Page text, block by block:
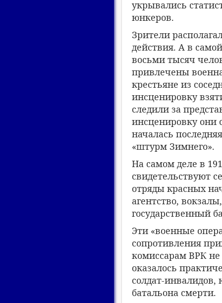
укрывались
юнкеров.
Зрители
действия. А в
восьми тысяч
привлечены
крестьяне из
инсценировку
следили за
инсценировку они
началась
«штурм Зимнего».
На самом деле в
свидетельствуют
отряды красных
агентство,
государственный
Эти «военные
сопротивления
комиссарам ВРК
оказалось
солдат-инвалидов,
батальона смерти.